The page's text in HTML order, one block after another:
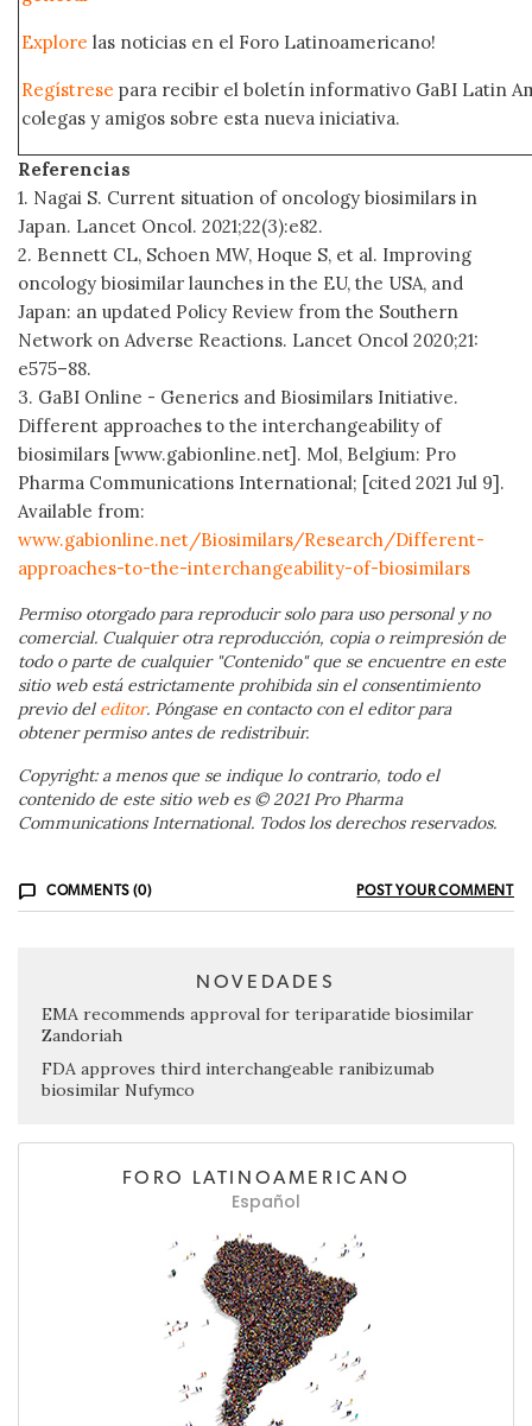
Explore las noticias en el Foro Latinoamericano!
Regístrese para recibir el boletín informativo GaBI Latin
colegas y amigos sobre esta nueva iniciativa.
Referencias
1. Nagai S. Current situation of oncology biosimilars in
Japan. Lancet Oncol. 2021;22(3):e82.
2. Bennett CL, Schoen MW, Hoque S, et al. Improving
oncology biosimilar launches in the EU, the USA, and
Japan: an updated Policy Review from the Southern
Network on Adverse Reactions. Lancet Oncol 2020;21:
e575–88.
3. GaBI Online - Generics and Biosimilars Initiative.
Different approaches to the interchangeability of
biosimilars [www.gabionline.net]. Mol, Belgium: Pro
Pharma Communications International; [cited 2021 Jul 9].
Available from:
www.gabionline.net/Biosimilars/Research/Different-
approaches-to-the-interchangeability-of-biosimilars
Permiso otorgado para reproducir solo para uso personal y no
comercial. Cualquier otra reproducción, copia o reimpresión de
todo o parte de cualquier "Contenido" que se encuentre en este
sitio web está estrictamente prohibida sin el consentimiento
previo del editor. Póngase en contacto con el editor para
obtener permiso antes de redistribuir.
Copyright: a menos que se indique lo contrario, todo el
contenido de este sitio web es © 2021 Pro Pharma
Communications International. Todos los derechos reservados.
COMMENTS (0) POST YOUR COMMENT
NOVEDADES
EMA recommends approval for teriparatide biosimilar
Zandoriah
FDA approves third interchangeable ranibizumab
biosimilar Nufymco
FORO LATINOAMERICANO
Español